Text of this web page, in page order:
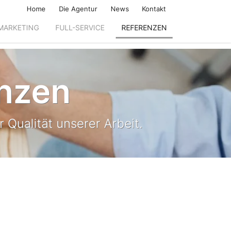
Home Die Agentur News Kontakt
FULL-SERVICE REFERENZEN
Qualität unserer Arbeit.